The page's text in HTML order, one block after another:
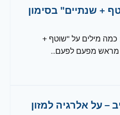
+ שנתיים" בסימון
רוברט סגל 14/03/2021 כמה מילים על "שוטף +
מראש מפעם לפעם...
– על אלרגיה למזון